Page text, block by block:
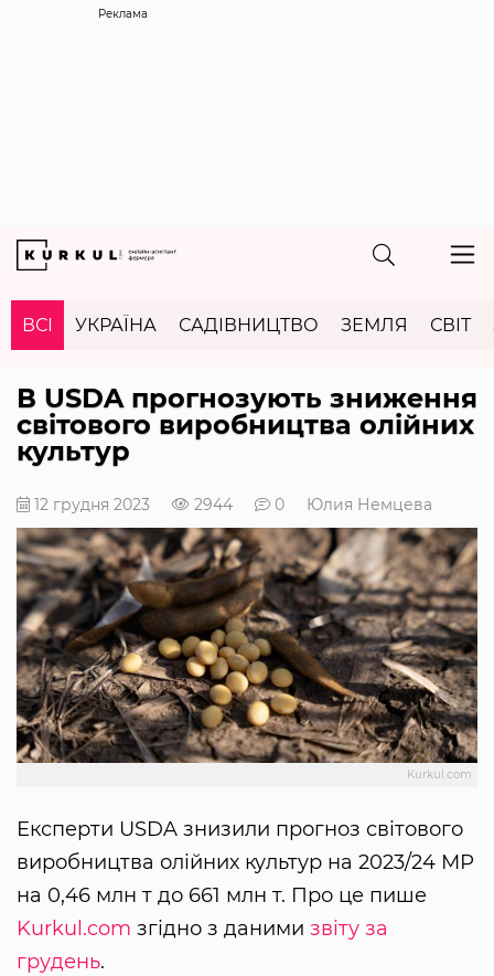
Реклама
ВСІ УКРАЇНА САДІВНИЦТВО ЗЕМЛЯ СВІТ
В USDA прогнозують зниження
світового виробництва олійних
культур
12 грудня 2023 2944 0 Юлия Немцева
Kurkul.com
Експерти USDA знизили прогноз світового
виробництва олійних культур на 2023/24 МР
на 0,46 млн т до 661 млн т. Про це пише
Kurkul.com згідно з даними звіту за
грудень.